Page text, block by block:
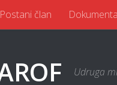
Postani član
Udruga